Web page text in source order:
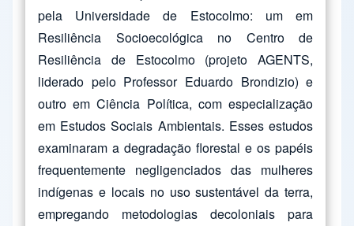
pela Universidade de Estocolmo: um em
Resiliência Socioecológica no Centro de
Resiliência de Estocolmo (projeto AGENTS,
liderado pelo Professor Eduardo Brondizio) e
outro em Ciência Política, com especialização
em Estudos Sociais Ambientais. Esses estudos
examinaram a degradação florestal e os papéis
frequentemente negligenciados das mulheres
indígenas e locais no uso sustentável da terra,
empregando metodologias decoloniais para